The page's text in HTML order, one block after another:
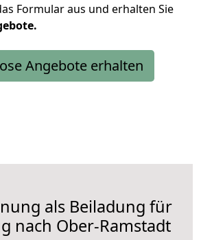
Formular aus und erhalten Sie
Angebote erhalten
als Beiladung für
nach Ober-Ramstadt